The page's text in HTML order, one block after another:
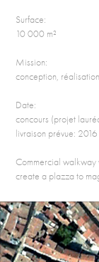
Surface:
10 000 m²
Mission:
conception, réalisation
Date:
concours (projet
livraison prévue: 2016
Commercial walkway
create a plazza to